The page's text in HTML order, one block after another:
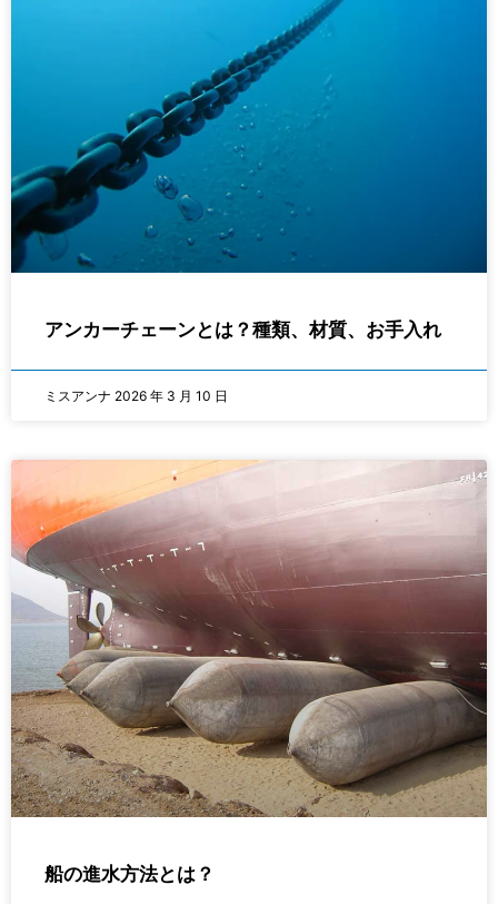
アンカーチェーンとは？種類、材質、お手入れ
ミスアンナ 2026 年 3 月 10 日
船の進水方法とは？